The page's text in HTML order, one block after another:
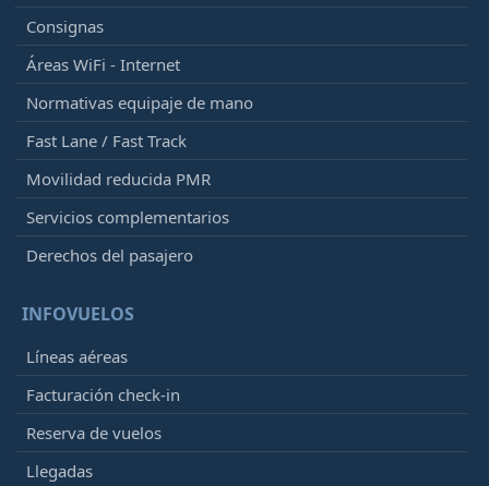
Consignas
Áreas WiFi - Internet
Normativas equipaje de mano
Fast Lane / Fast Track
Movilidad reducida PMR
Servicios complementarios
Derechos del pasajero
INFOVUELOS
Líneas aéreas
Facturación check-in
Reserva de vuelos
Llegadas